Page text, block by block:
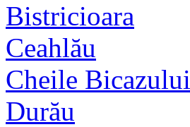
Bistricioara
Ceahlău
Cheile Bicazului
Durău